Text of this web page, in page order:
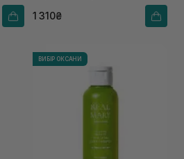
1 310₴
ВИБІР ОКСАНИ